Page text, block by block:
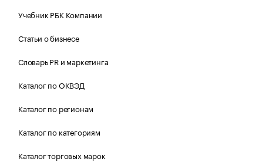
Учебник РБК Компании
Статьи о бизнесе
Словарь PR и маркетинга
Каталог по ОКВЭД
Каталог по регионам
Каталог по категориям
Каталог торговых марок